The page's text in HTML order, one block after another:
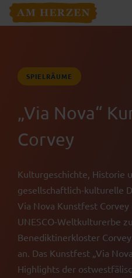
SPIELRÄUME
„Via Nova“
Corvey
Kulturgeschichte, Historie
gesellschaftlich-kulturelle
Via Nova Kunstfest
UNESCO-Weltkulturerbe
Benediktinerkloster
an. Das Kunstfest „Via
Highlights der